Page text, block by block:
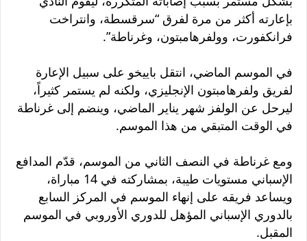
بإعارته أكثر من مرة لفرق “سرقسطة، وانتراخت
فرانكفورت، وولفرهامبتون، وغرناطة”.
في الموسم الماضي، انتقل باييخو على سبيل الإعارة
لفريق ولفرهامبتون الإنجليزي، ولكنه لم يستمر كثيراً،
ليرحل عن الولفز شهر يناير الماضي، وينضم إلى غرناطة
في الوقت المتبقي من هذا الموسم.
ومع غرناطة في النصف الثاني من الموسم، قدّم المدافع
الإسباني مستويات طيبة، بمشاركته في 14 مباراة،
ويساعد فريقه على إنهاء الموسم في المركز السابع
بالدوري الإسباني المؤهل للدوري الأوروبي في الموسم
المقبل.